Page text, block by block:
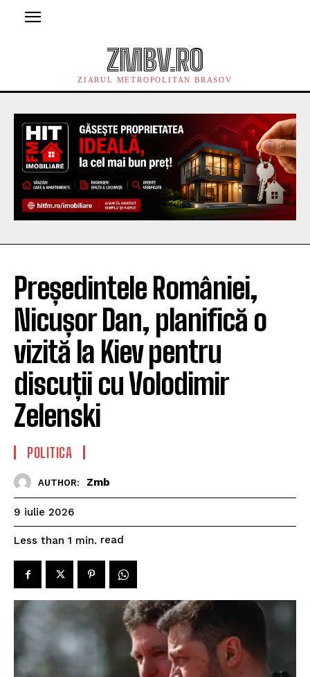
ZMBV.RO
ZIARUL METROPOLITAN BRASOV
Președintele României,
Nicușor Dan, planifică o
vizită la Kiev pentru
discuții cu Volodimir
Zelenski
POLITICA
AUTHOR: Zmb
9 iulie 2026
Less than 1 min. read